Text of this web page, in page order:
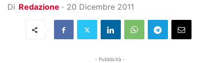
Di Redazione - 20 Dicembre 2011
- Pubblicità -